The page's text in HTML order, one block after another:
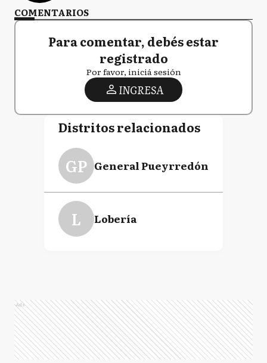
COMENTARIOS
Para comentar, debés estar
registrado
Por favor, iniciá sesión
INGRESA
Distritos relacionados
GP General Pueyrredón
L Lobería
Ads